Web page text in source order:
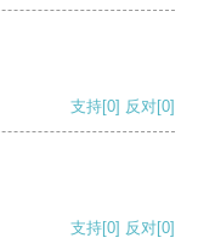
支持[0] 反对[0]
支持[0] 反对[0]